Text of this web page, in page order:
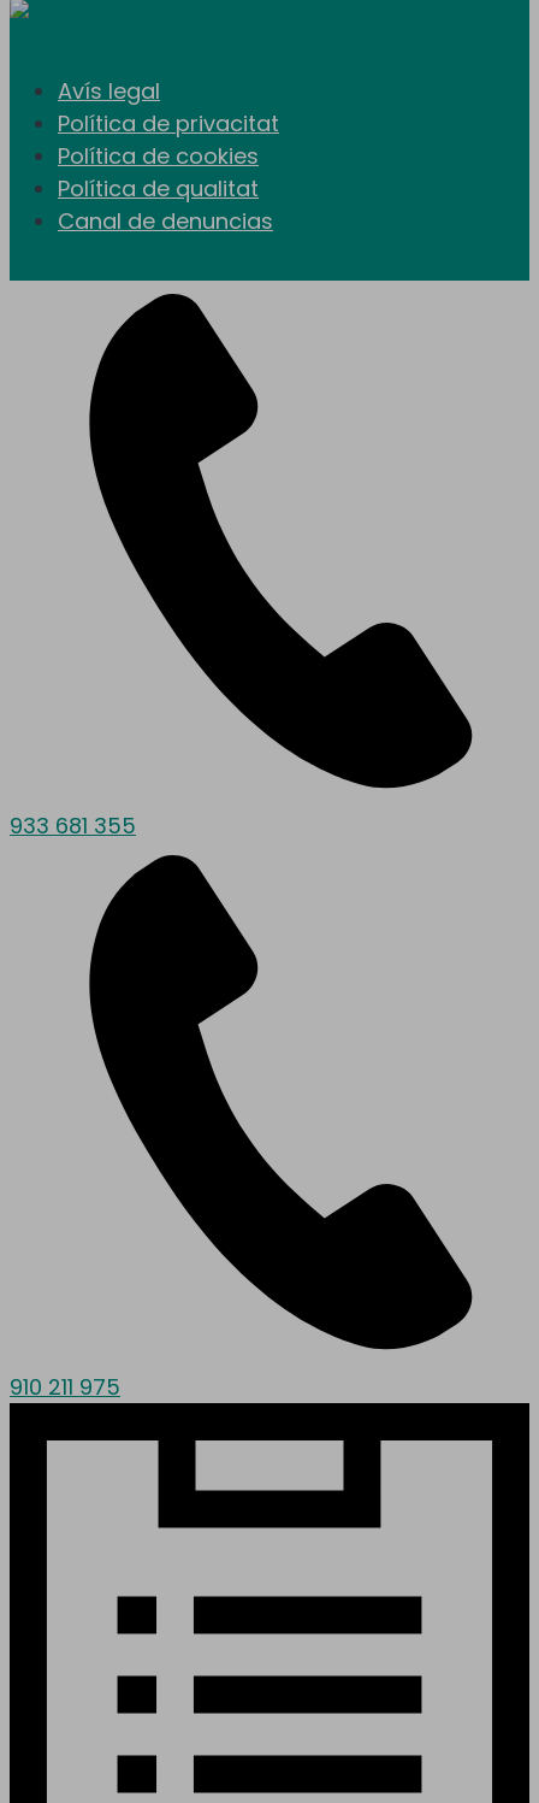
Avís legal
Política de privacitat
Política de cookies
Política de qualitat
Canal de denuncias
933 681 355
910 211 975